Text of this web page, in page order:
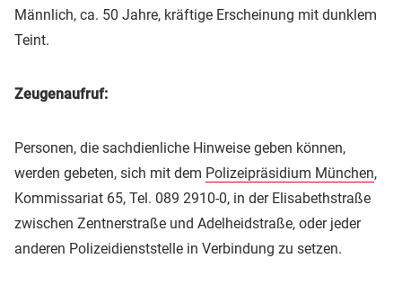
Männlich, ca. 50 Jahre, kräftige Erscheinung mit dunklem
Teint.
Zeugenaufruf:
Personen, die sachdienliche Hinweise geben können,
werden gebeten, sich mit dem Polizeipräsidium München,
Kommissariat 65, Tel. 089 2910-0, in der Elisabethstraße
zwischen Zentnerstraße und Adelheidstraße, oder jeder
anderen Polizeidienststelle in Verbindung zu setzen.